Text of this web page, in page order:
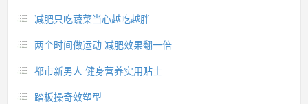
减肥只吃蔬菜当心越吃越胖
两个时间做运动 减肥效果翻一倍
都市新男人 健身营养实用贴士
踏板操奇效塑型